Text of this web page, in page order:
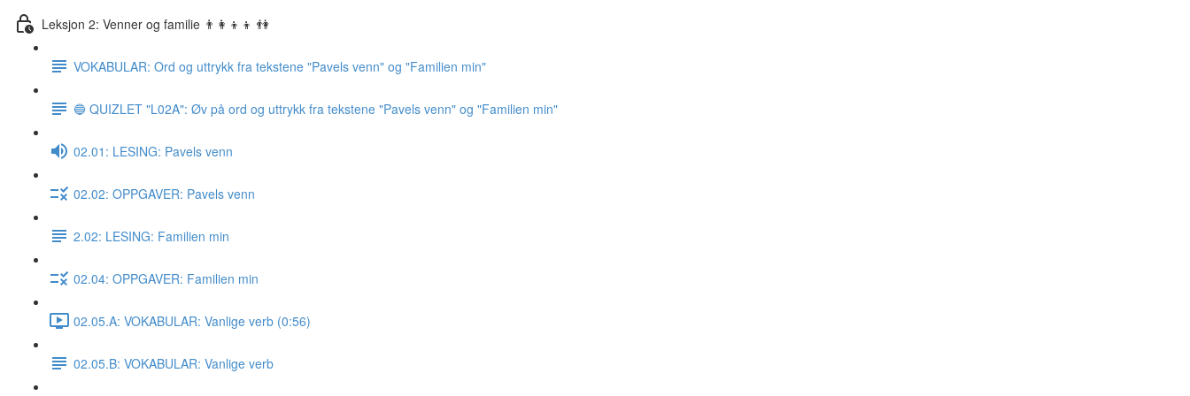
Leksjon 2: Venner og familie 👨‍👩‍👦‍👦 👫
VOKABULAR: Ord og uttrykk fra tekstene "Pavels venn" og "Familien min"
🔵 QUIZLET "L02A": Øv på ord og uttrykk fra tekstene "Pavels venn" og "Familien min"
02.01: LESING: Pavels venn
02.02: OPPGAVER: Pavels venn
2.02: LESING: Familien min
02.04: OPPGAVER: Familien min
02.05.A: VOKABULAR: Vanlige verb (0:56)
02.05.B: VOKABULAR: Vanlige verb